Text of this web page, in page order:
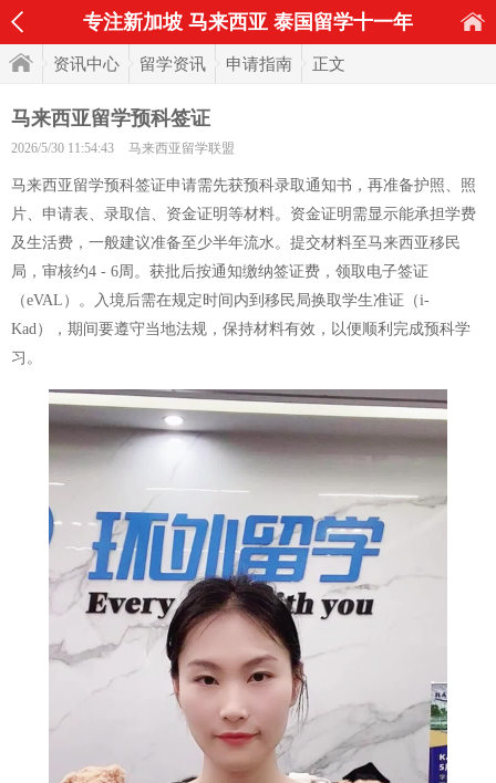
专注新加坡 马来西亚 泰国留学十一年
资讯中心 留学资讯 申请指南 正文
马来西亚留学预科签证
2026/5/30 11:54:43 马来西亚留学联盟
马来西亚留学预科签证申请需先获预科录取通知书，再准备护照、照
片、申请表、录取信、资金证明等材料。资金证明需显示能承担学费
及生活费，一般建议准备至少半年流水。提交材料至马来西亚移民
局，审核约4 - 6周。获批后按通知缴纳签证费，领取电子签证
（eVAL）。入境后需在规定时间内到移民局换取学生准证（i-
Kad），期间要遵守当地法规，保持材料有效，以便顺利完成预科学
习。